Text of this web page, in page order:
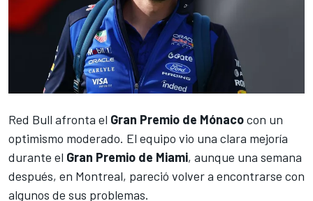
Red Bull afronta el Gran Premio de Mónacocon un
optimismo moderado. El equipo vio una clara mejoría
durante el Gran Premio de Miami, aunque una semana
después, en Montreal, pareció volver a encontrarse con
algunos de sus problemas.